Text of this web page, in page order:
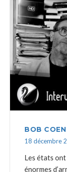
BOB
18 décembre
Les états
énormes